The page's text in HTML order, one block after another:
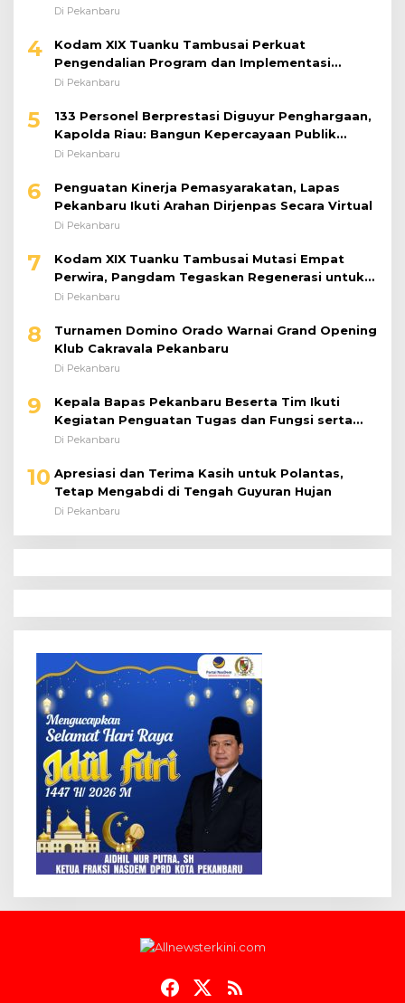
Bersama Komisi XIII DPR RI
Di Pekanbaru
4
Kodam XIX Tuanku Tambusai Perkuat
Pengendalian Program dan Implementasi
Doktrin TNI AD
Di Pekanbaru
5
133 Personel Berprestasi Diguyur Penghargaan,
Kapolda Riau: Bangun Kepercayaan Publik
dengan Karya Nyata
Di Pekanbaru
6
Penguatan Kinerja Pemasyarakatan, Lapas
Pekanbaru Ikuti Arahan Dirjenpas Secara Virtual
Di Pekanbaru
7
Kodam XIX Tuanku Tambusai Mutasi Empat
Perwira, Pangdam Tegaskan Regenerasi untuk
Perkuat Kinerja Satuan
Di Pekanbaru
8
Turnamen Domino Orado Warnai Grand Opening
Klub Cakravala Pekanbaru
Di Pekanbaru
9
Kepala Bapas Pekanbaru Beserta Tim Ikuti
Kegiatan Penguatan Tugas dan Fungsi serta
Paparan Penempatan WBP ke Lapas Terbuka
Di Pekanbaru
10 Apresiasi dan Terima Kasih untuk Polantas,
Tetap Mengabdi di Tengah Guyuran Hujan
Di Pekanbaru